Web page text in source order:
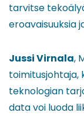
tarvitse
eroavaisuuksia
Jussi Virnala,
toimitusjohtaja,
teknologian
data voi luoda